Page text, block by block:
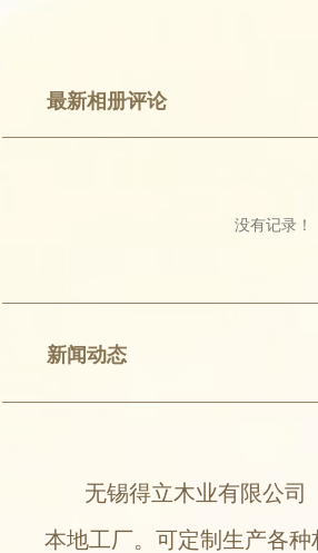
最新相册评论
没有记录！
新闻动态
无锡得立木业有限公司
本地工厂。可定制生产各